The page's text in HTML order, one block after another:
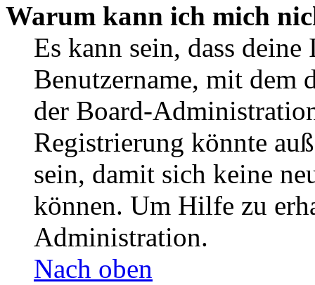
Warum kann ich mich
Es kann sein, dass
Benutzername, mit dem
der Board-
Registrierung könnte
sein, damit sich keine
können. Um Hilfe zu
Administration.
Nach oben